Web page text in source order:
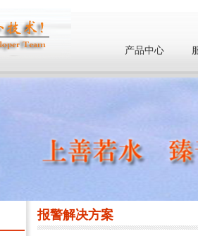
产品中心
报警解决方案